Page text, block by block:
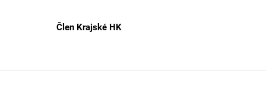
Člen Krajské HK